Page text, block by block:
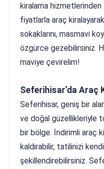
kiralama hizmetlerinden
fiyatlarla araç
sokaklarını, masmavi
özgürce gezebilirsiniz.
maviye çevirelim!
Seferihisar’da Araç
Seferihisar, geniş bir
ve doğal güzellikleriyle
bir bölge. İndirimli araç
kaldırabilir, tatilinizi
şekillendirebilirsiniz.